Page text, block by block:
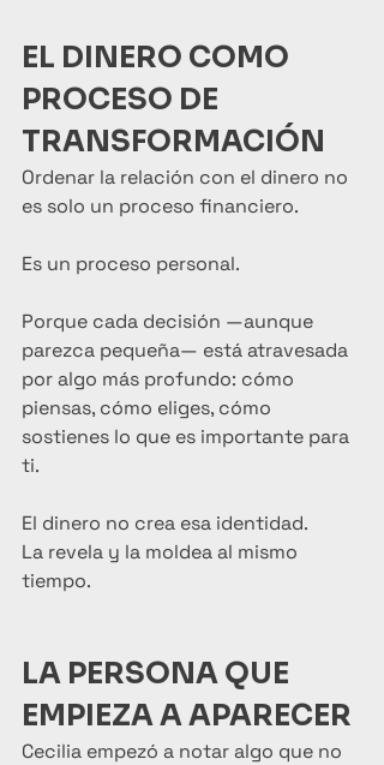
EL DINERO COMO
PROCESO DE
TRANSFORMACIÓN
Ordenar la relación con el dinero no
es solo un proceso financiero.
Es un proceso personal.
Porque cada decisión —aunque
parezca pequeña— está atravesada
por algo más profundo: cómo
piensas, cómo eliges, cómo
sostienes lo que es importante para
ti.
El dinero no crea esa identidad.
La revela y la moldea al mismo
tiempo.
LA PERSONA QUE
EMPIEZA A APARECER
Cecilia empezó a notar algo que no